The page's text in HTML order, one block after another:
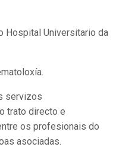
Hospital Universitario da
servizos
trato directo e
os profesionais do
asociadas.